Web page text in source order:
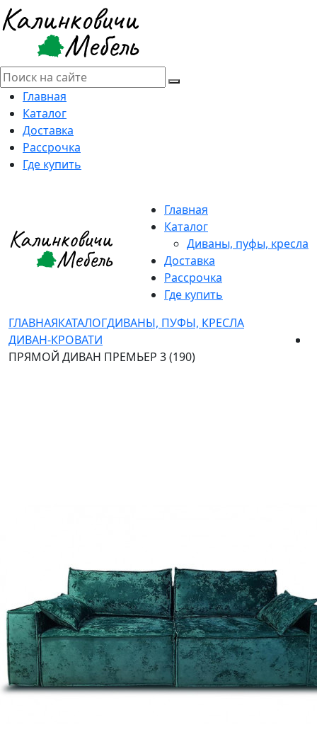
Главная
Каталог
Доставка
Рассрочка
Где купить
Главная
Каталог
Диваны, пуфы, кресла
Доставка
Рассрочка
Где купить
ГЛАВНАЯКАТАЛОГДИВАНЫ, ПУФЫ, КРЕСЛА
ДИВАН-КРОВАТИ
ПРЯМОЙ ДИВАН ПРЕМЬЕР 3 (190)